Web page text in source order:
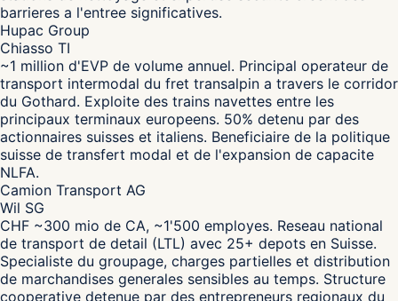
barrieres a l'entree significatives.
Hupac Group
Chiasso TI
~1 million d'EVP de volume annuel. Principal operateur de
transport intermodal du fret transalpin a travers le corridor
du Gothard. Exploite des trains navettes entre les
principaux terminaux europeens. 50% detenu par des
actionnaires suisses et italiens. Beneficiaire de la politique
suisse de transfert modal et de l'expansion de capacite
NLFA.
Camion Transport AG
Wil SG
CHF ~300 mio de CA, ~1'500 employes. Reseau national
de transport de detail (LTL) avec 25+ depots en Suisse.
Specialiste du groupage, charges partielles et distribution
de marchandises generales sensibles au temps. Structure
cooperative detenue par des entrepreneurs regionaux du